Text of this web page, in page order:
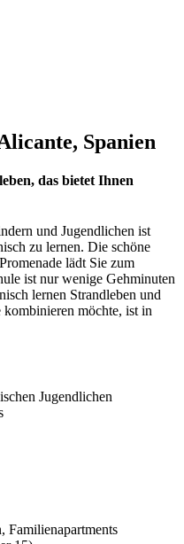
Spanien
das bietet Ihnen
und Jugendlichen ist
zu lernen. Die schöne
lädt Sie zum
ist nur wenige Gehminuten
lernen Strandleben und
möchte, ist in
Jugendlichen
Familienapartments